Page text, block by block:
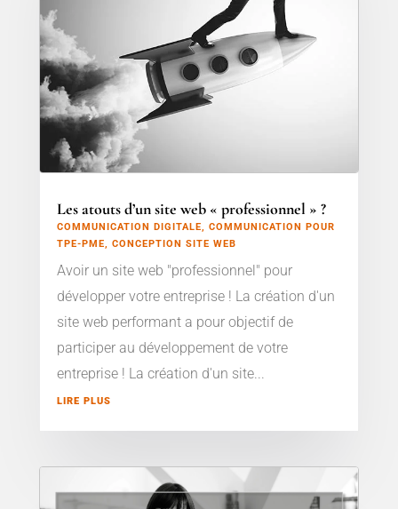
Les atouts d’un site web « professionnel » ?
COMMUNICATION DIGITALE, COMMUNICATION POUR
TPE-PME, CONCEPTION SITE WEB
Avoir un site web "professionnel" pour
développer votre entreprise ! La création d'un
site web performant a pour objectif de
participer au développement de votre
entreprise ! La création d'un site...
LIRE PLUS